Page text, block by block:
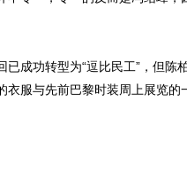
成功转型为“逗比民工”，但陈
衣服与先前巴黎时装周上展览的